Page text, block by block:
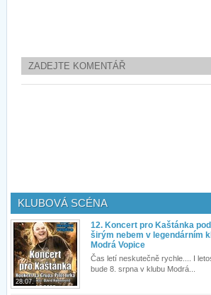
ZADEJTE KOMENTÁŘ
KLUBOVÁ SCÉNA
28.07.
12. Koncert pro Kaštánka pod
širým nebem v legendárním
Modrá Vopice
Čas letí neskutečně rychle.... I
bude 8. srpna v klubu Modrá...